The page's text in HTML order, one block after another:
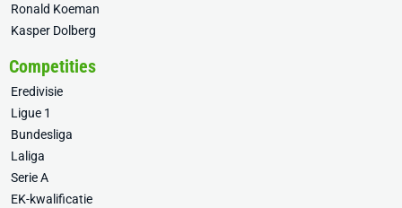
Ronald Koeman
Kasper Dolberg
Competities
Eredivisie
Ligue 1
Bundesliga
Laliga
Serie A
EK-kwalificatie